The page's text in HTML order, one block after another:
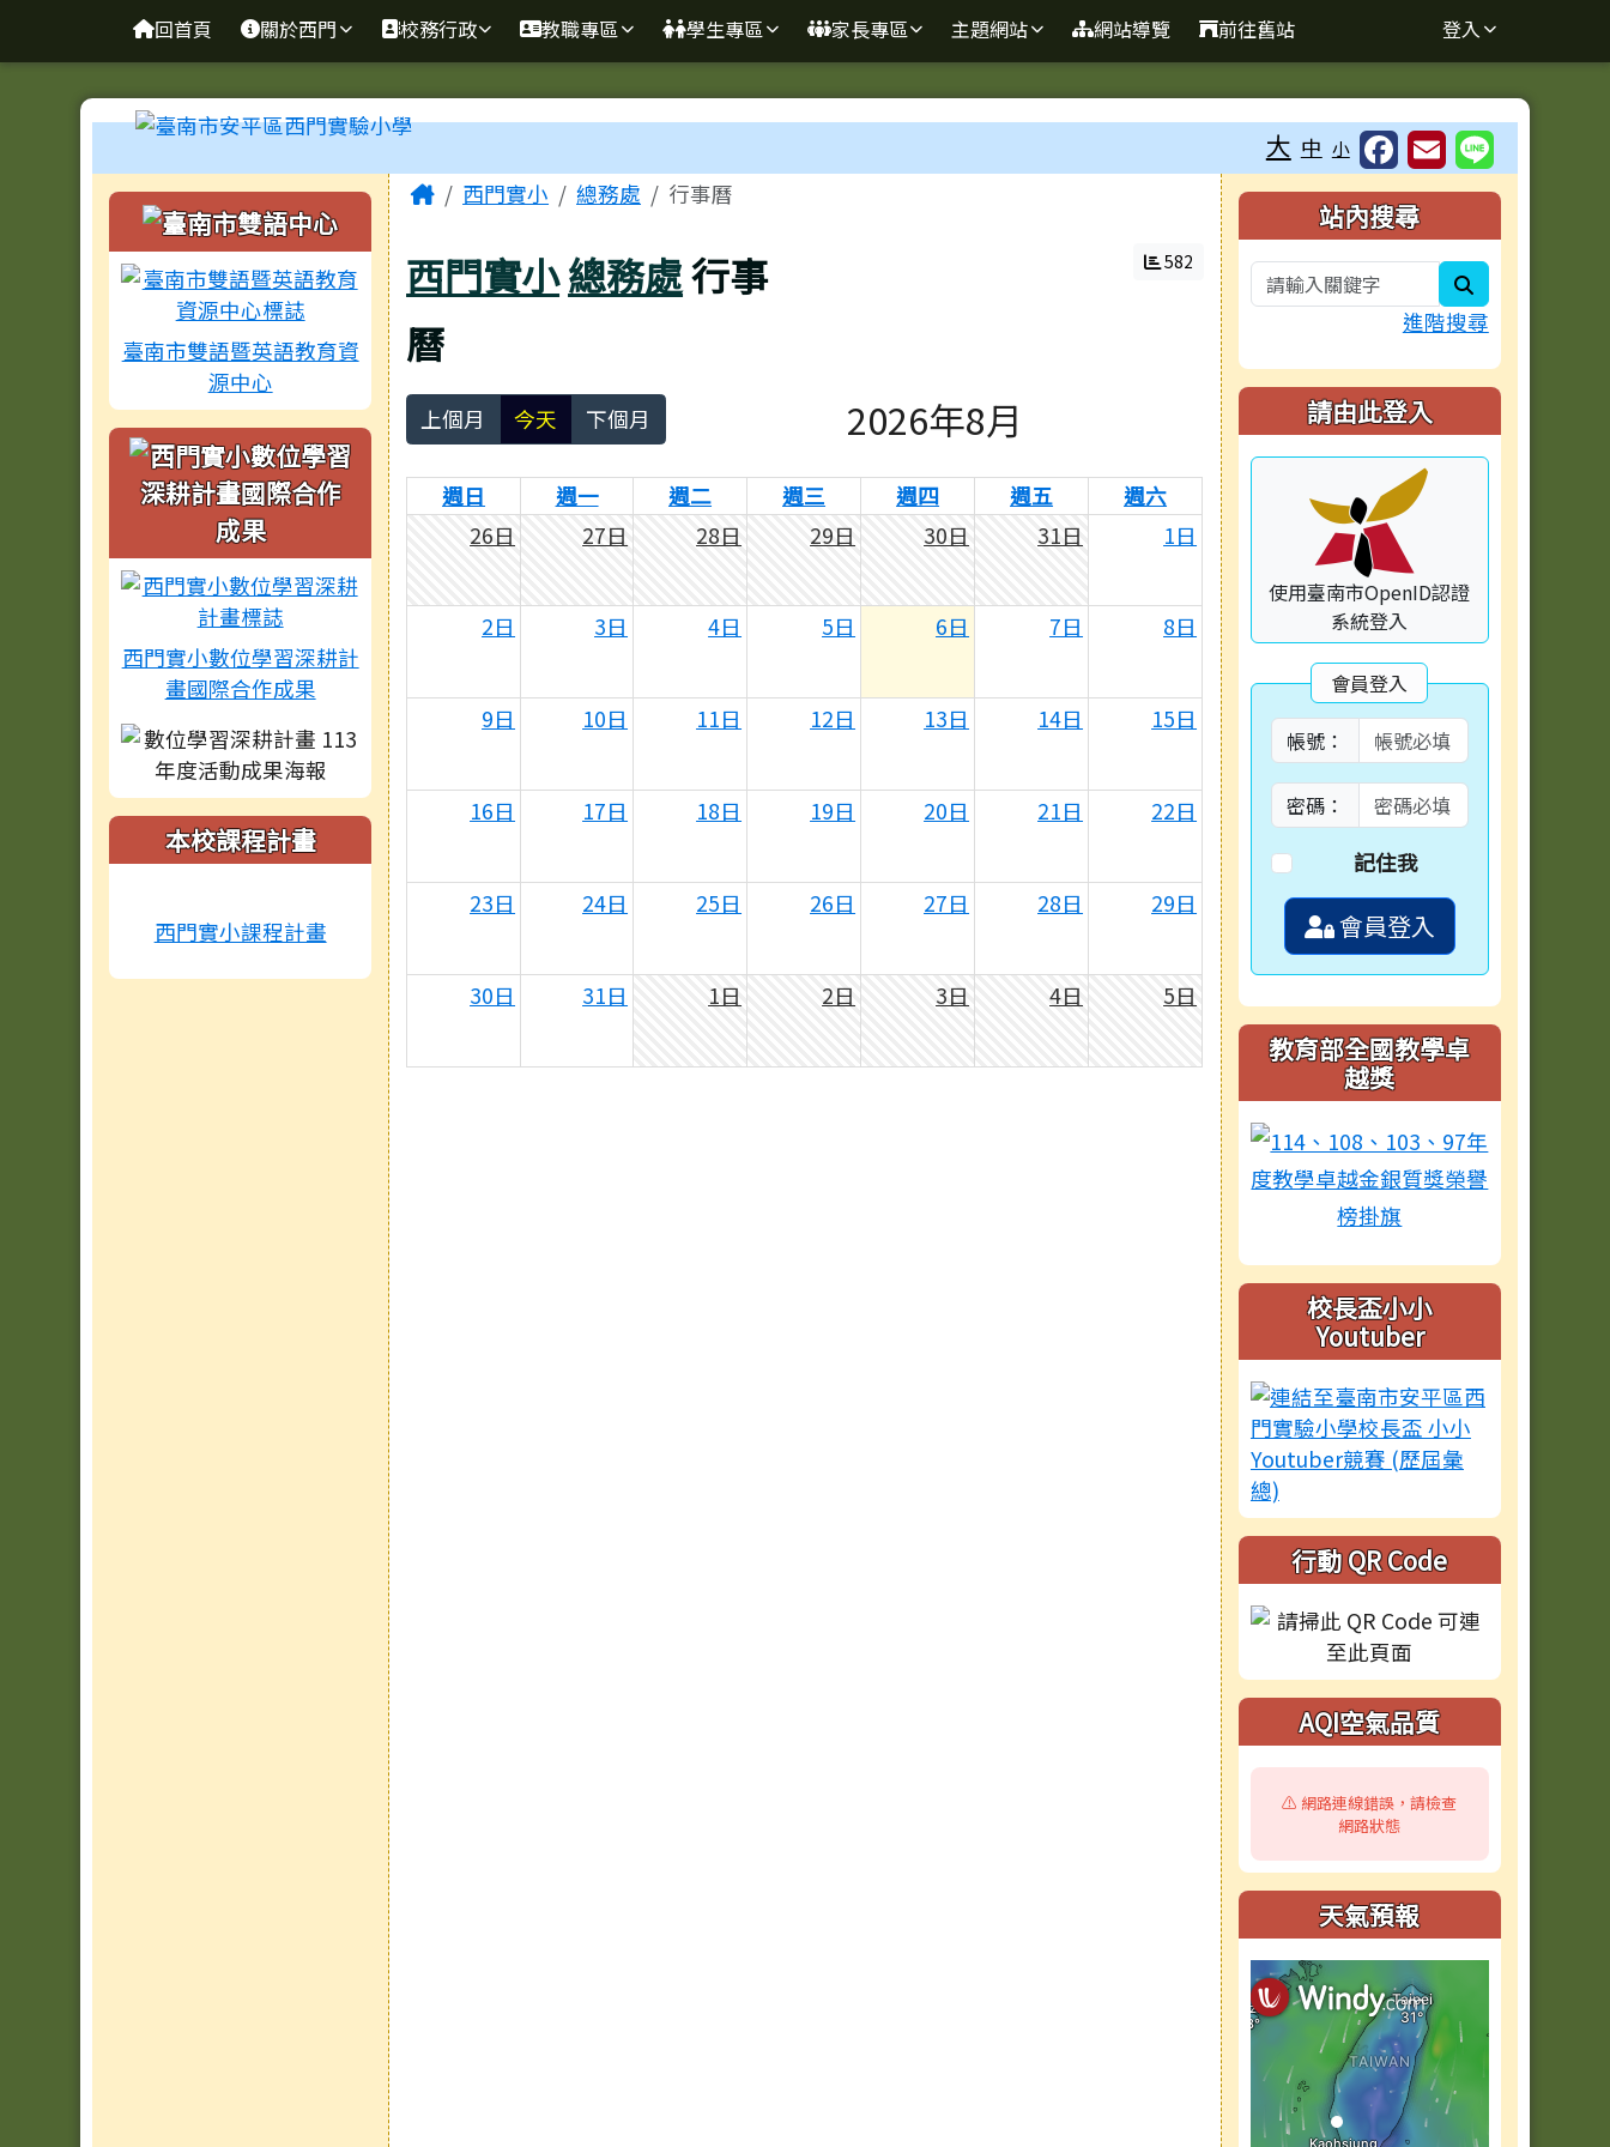
臺南市安平區西門實驗小學
回首頁 關於西門 校務行政 教職專區 學生專區 家長專區 主題網站 網站導覽 前往舊站 登入
工具列 大 中 小
左邊區域內容
臺南市雙語暨英語教育資
源中心
西門實小數位學習深耕計
畫國際合作成果
本校課程計畫
西門實小課程計畫
主內容區域
Home西門實小 總務處 行事曆
西門實小總務處行事
曆
582
上個月 今天 下個月 2026年8月
週日 週一 週二 週三 週四 週五
週六
26日
27日 28日 29日 30日 31日 1日
2日 3日 4日 5日 6日 7日 8日
9日 10日 11日 12日 13日 14日 15日
16日 17日 18日 19日 20日 21日 22日
23日 24日 25日 26日 27日 28日 29日
30日 31日 1日 2日 3日 4日 5日
右邊區域內容
站內搜尋
進階搜尋
請由此登入
使用臺南市OpenID認證
系統登入
會員登入
帳號：
密碼：
記住我
會員登入
教育部全國教學卓
越獎
校長盃小小
Youtuber
行動 QR Code
AQI空氣品質
⚠️ 網路連線錯誤，請檢查
網路狀態
天氣預報
頁尾區域